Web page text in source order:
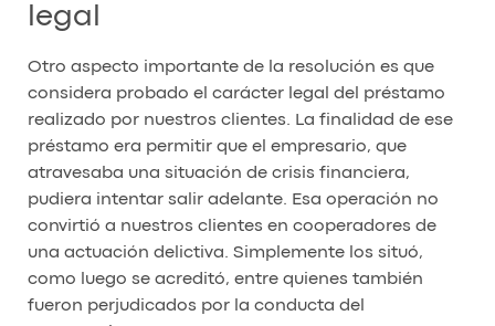
legal
Otro aspecto importante de la resolución es que
considera probado el carácter legal del préstamo
realizado por nuestros clientes. La finalidad de ese
préstamo era permitir que el empresario, que
atravesaba una situación de crisis financiera,
pudiera intentar salir adelante. Esa operación no
convirtió a nuestros clientes en cooperadores de
una actuación delictiva. Simplemente los situó,
como luego se acreditó, entre quienes también
fueron perjudicados por la conducta del